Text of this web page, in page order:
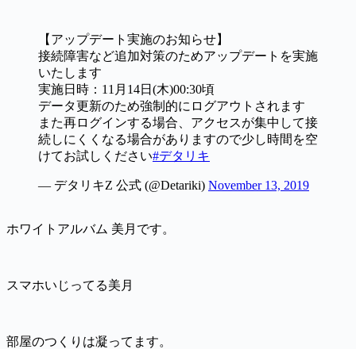
【アップデート実施のお知らせ】
接続障害など追加対策のためアップデートを実施
いたします
実施日時：11月14日(木)00:30頃
データ更新のため強制的にログアウトされます
また再ログインする場合、アクセスが集中して接
続しにくくなる場合がありますので少し時間を空
けてお試しください#デタリキ
— デタリキZ 公式 (@Detariki) November 13, 2019
ホワイトアルバム 美月です。
スマホいじってる美月
部屋のつくりは凝ってます。